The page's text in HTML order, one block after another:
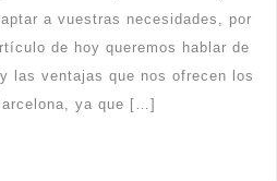
a vuestras necesidades, por
de hoy queremos hablar de
las ventajas que nos ofrecen los
ya que […]